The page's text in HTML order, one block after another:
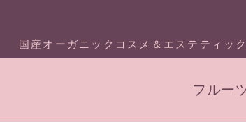
国産オーガニックコスメ＆エステティッ
フルー